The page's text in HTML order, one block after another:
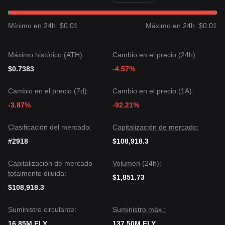
siempre que el precio se
mantenga por encima del nivel de soporte clave de
$0.02150.
Mínimo en 24h: $0.01 Máximo en 24h: $0.01
Máximo histórico (ATH):
$0.7383
Cambio en el precio (24h):
-4.57%
Cambio en el precio (7d):
-3.87%
Cambio en el precio (1A):
-92.21%
Clasificación del mercado:
#2918
Capitalización de mercado:
$108,918.3
Capitalización de mercado
totalmente diluida:
$108,918.3
Volumen (24h):
$1,851.73
Suministro circulante:
Suministro máx.: